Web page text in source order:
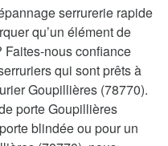
serrurerie rapide
qu’un élément de
Faites-nous confiance
qui sont prêts à
Goupillières (78770).
porte Goupillières
blindée ou pour un